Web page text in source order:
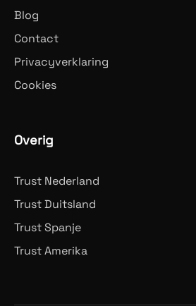
Blog
Contact
Privacyverklaring
Cookies
Overig
Trust Nederland
Trust Duitsland
Trust Spanje
Trust Amerika